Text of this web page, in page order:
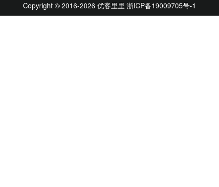
Copyright © 2016-2026 优客里里 浙ICP备19009705号-1